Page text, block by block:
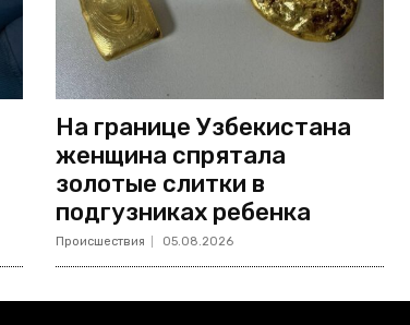
На границе Узбекистана
женщина спрятала
золотые слитки в
подгузниках ребенка
Происшествия 05.08.2026